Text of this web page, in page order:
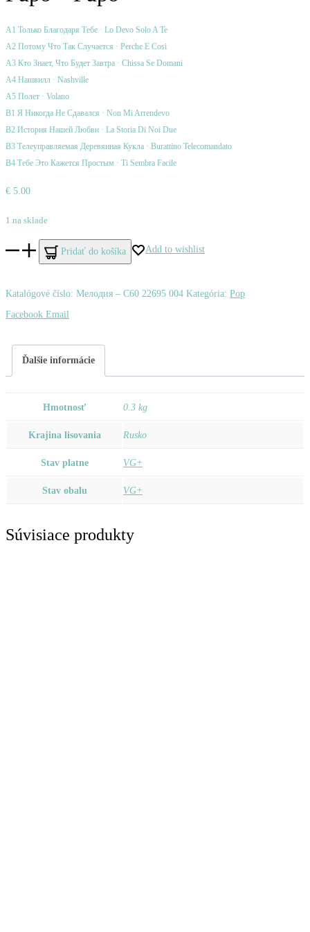
A1 Только Благодаря Тебе · Lo Devo Solo A Te
A2 Потому Что Так Случается · Perche E Cosi
A3 Кто Знает, Что Будет Завтра · Chissa Se Domani
A4 Нашвилл · Nashville
A5 Полет · Volano
B1 Я Никогда Не Сдавался · Non Mi Arrendevo
B2 История Нашей Любви · La Storia Di Noi Due
B3 Телеуправляемая Деревянная Кукла · Burattino Telecomandato
B4 Тебе Это Кажется Простым · Ti Sembra Facile
€ 5.00
1 na sklade
množstvo
–
Pupo
Pridať do košíka Add to wishlist
Katalógové číslo: Мелодия ‎– С60 22695 004 Kategória: Pop
Zdieľať
Facebook Email
Ďalšie informácie
Hmotnosť 0.3 kg
Krajina lisovania Rusko
Stav platne VG+
Stav obalu VG+
Súvisiace produkty